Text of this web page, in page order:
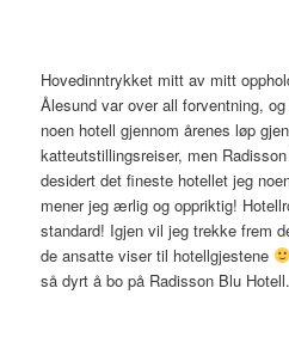
Hovedinntrykket mitt av mitt
Ålesund var over all forventning,
noen hotell gjennom årenes løp
katteutstillingsreiser, men
desidert det fineste hotellet jeg
mener jeg ærlig og oppriktig!
standard! Igjen vil jeg trekke frem
de ansatte viser til hotellgjestene
så dyrt å bo på Radisson Blu Hotell.